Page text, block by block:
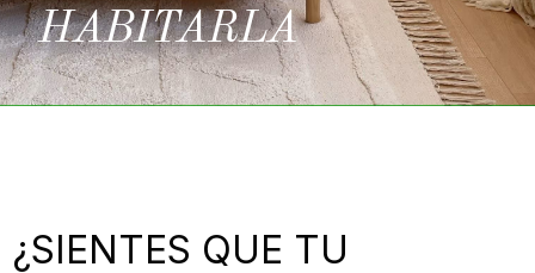
HABITARLA
¿SIENTES QUE TU